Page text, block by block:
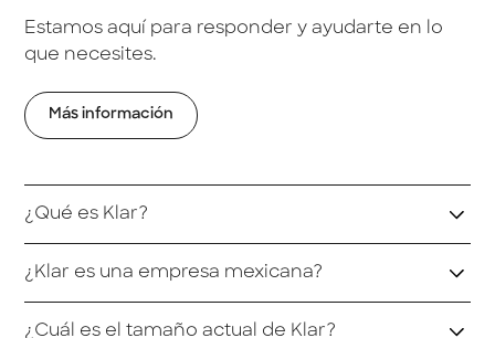
Estamos aquí para responder y ayudarte en lo
que necesites.
Más información
¿Qué es Klar?
100% digital, fundada en México en 2019. Nació
¿Klar es una empresa mexicana?
¿Cuál es el tamaño actual de Klar?